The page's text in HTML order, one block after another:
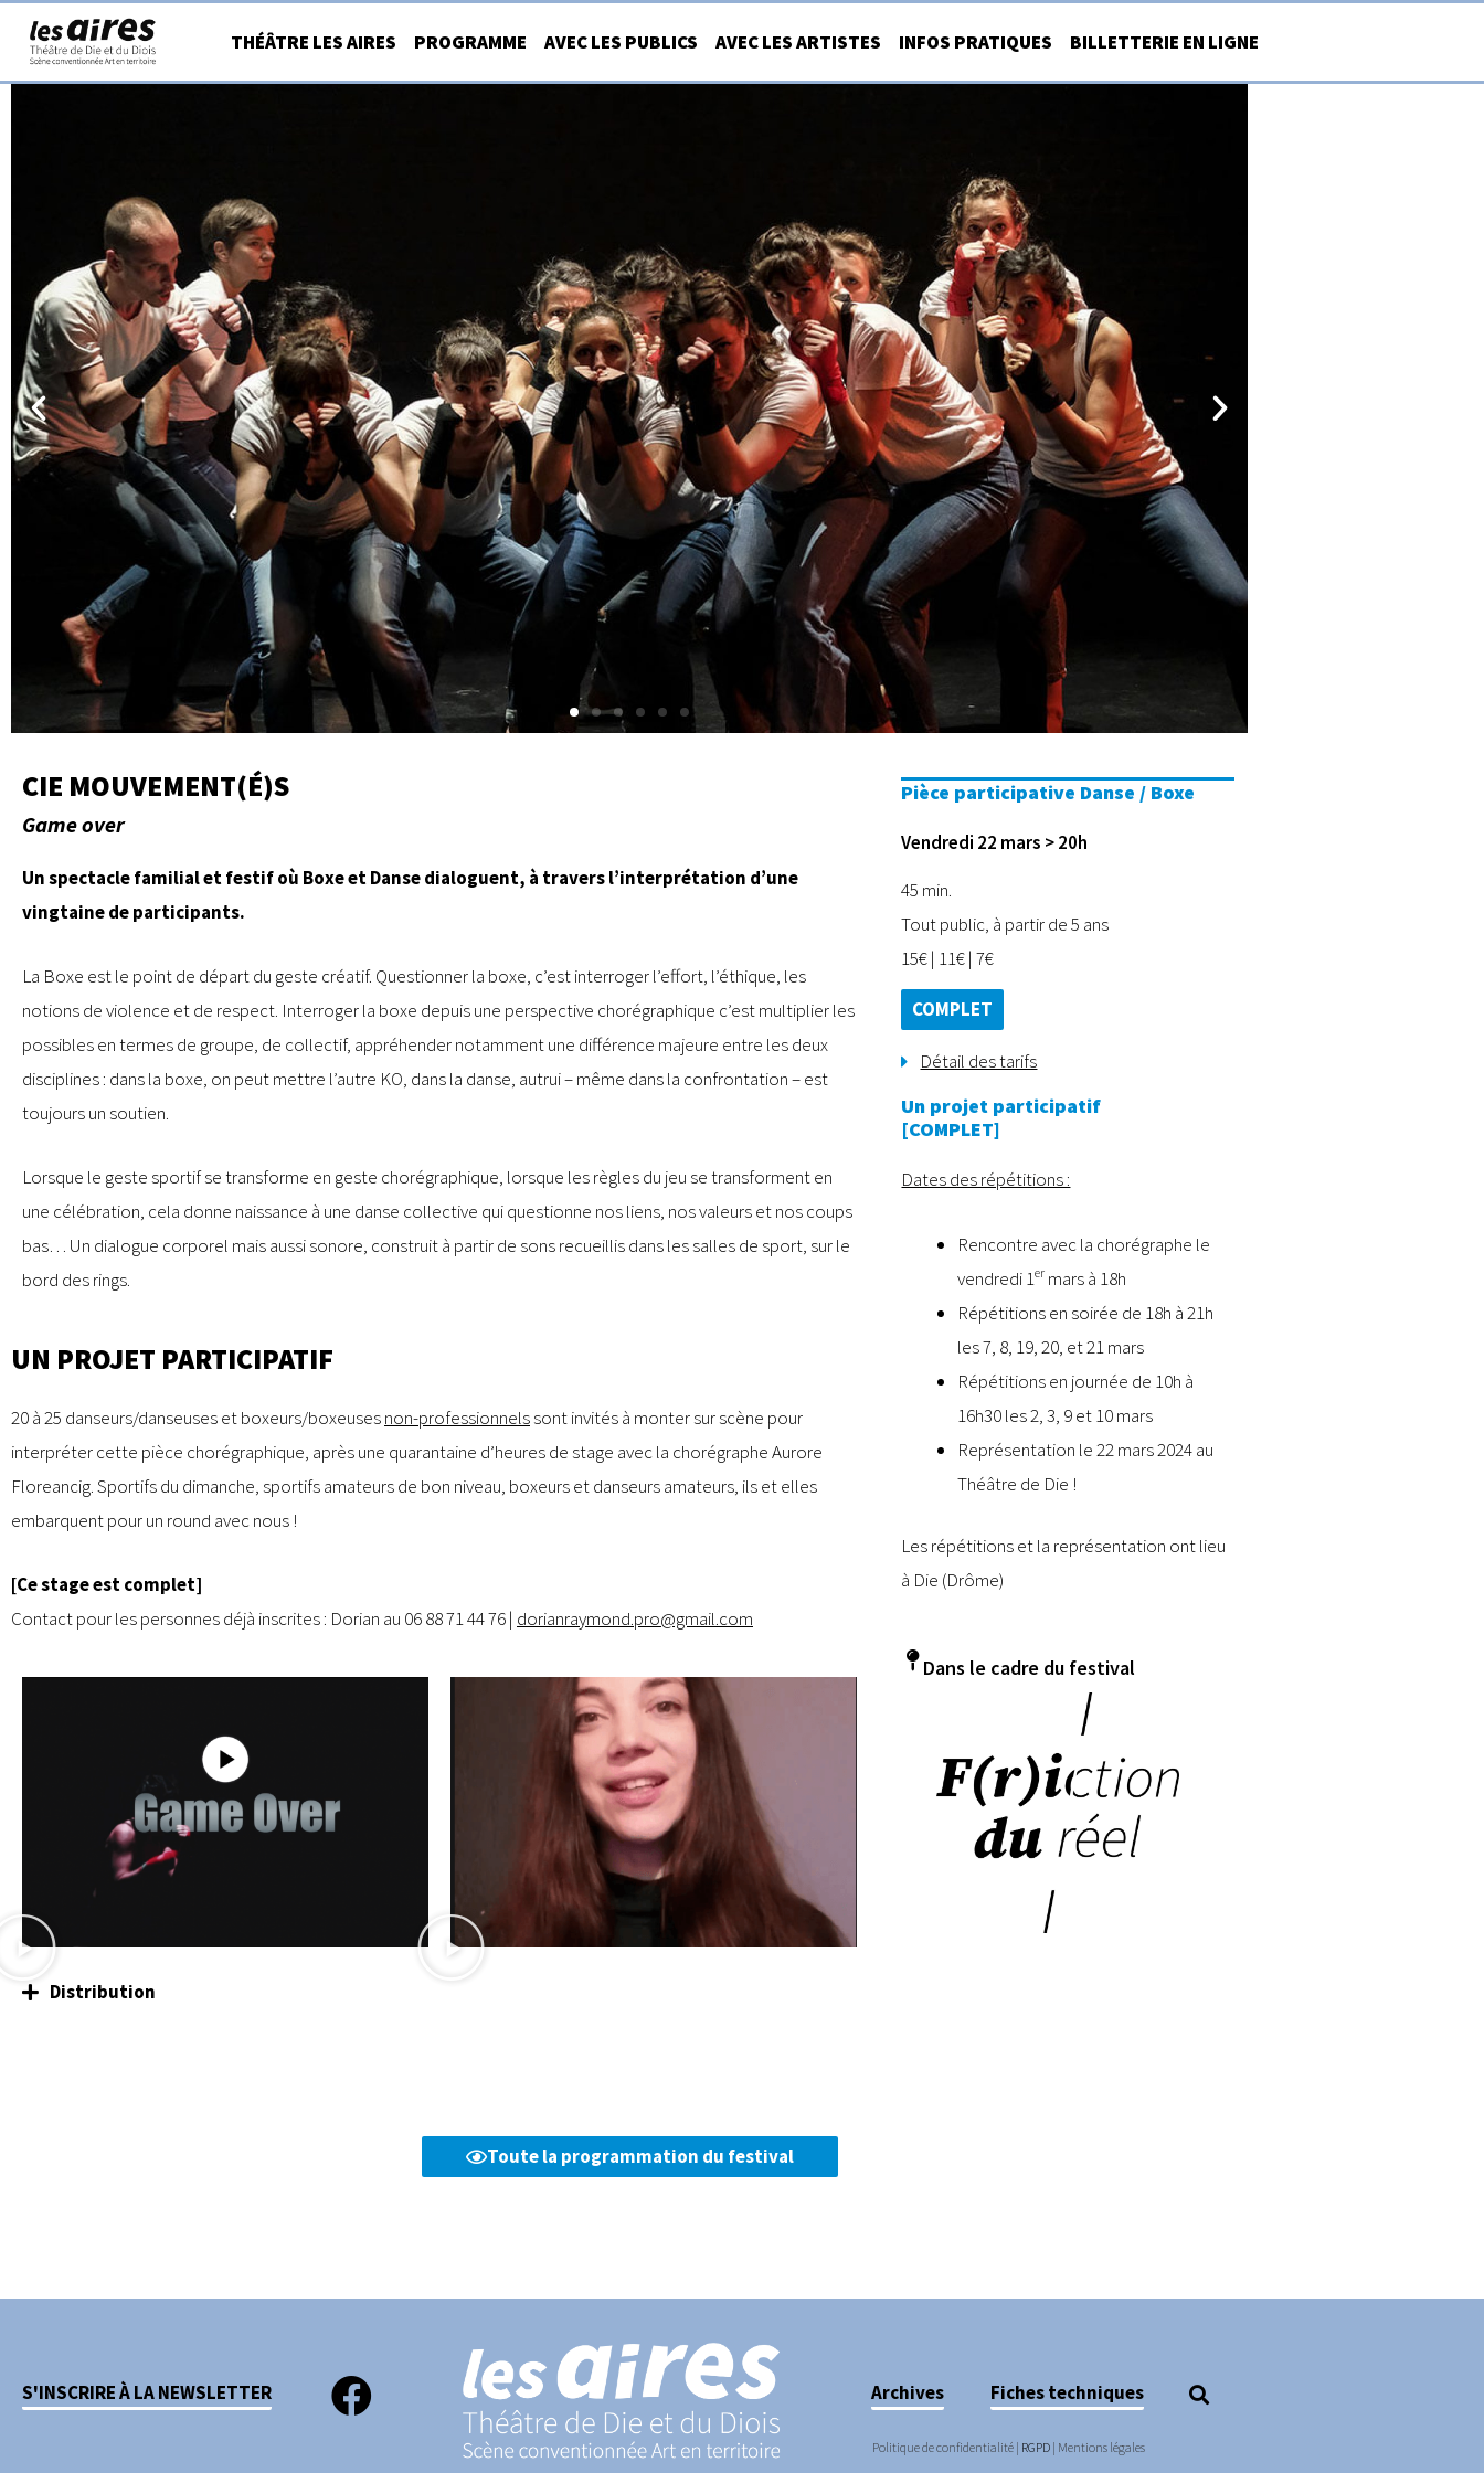
contenu
THÉÂTRE LES AIRES PROGRAMME AVEC LES PUBLICS AVEC LES ARTISTES INFOS PRATIQUES BILLETTERIE EN LIGNE
CIE MOUVEMENT(É)S
Game over
Un spectacle familial et festif où Boxe et Danse dialoguent, à travers l’interprétation d’une
vingtaine de participants.
La Boxe est le point de départ du geste créatif. Questionner la boxe, c’est interroger l’effort, l’éthique, les
notions de violence et de respect. Interroger la boxe depuis une perspective chorégraphique c’est multiplier les
possibles en termes de groupe, de collectif, appréhender notamment une différence majeure entre les deux
disciplines : dans la boxe, on peut mettre l’autre KO, dans la danse, autrui – même dans la confrontation – est
toujours un soutien.
Lorsque le geste sportif se transforme en geste chorégraphique, lorsque les règles du jeu se transforment en
une célébration, cela donne naissance à une danse collective qui questionne nos liens, nos valeurs et nos coups
bas… Un dialogue corporel mais aussi sonore, construit à partir de sons recueillis dans les salles de sport, sur le
bord des rings.
UN PROJET PARTICIPATIF
20 à 25 danseurs/danseuses et boxeurs/boxeusesnon-professionnelssont invités à monter sur scène pour
interpréter cette pièce chorégraphique, après une quarantaine d’heures de stage avec la chorégraphe Aurore
Floreancig. Sportifs du dimanche, sportifs amateurs de bon niveau, boxeurs et danseurs amateurs, ils et elles
embarquent pour un round avec nous !
[Ce stage est complet]
Contact pour les personnes déjà inscrites : Dorian au 06 88 71 44 76 | dorianraymond.pro@gmail.com
Distribution
Pièce participative Danse / Boxe
Vendredi 22 mars > 20h
45 min.
Tout public, à partir de 5 ans
15€ | 11€ | 7€
COMPLET
Détail des tarifs
Un projet participatif
[COMPLET]
Dates des répétitions :
Rencontre avec la chorégraphe le
vendredi 1er mars à 18h
Répétitions en soirée de 18h à 21h
les 7, 8, 19, 20, et 21 mars
Répétitions en journée de 10h à
16h30 les 2, 3, 9 et 10 mars
Représentation le 22 mars 2024 au
Théâtre de Die !
Les répétitions et la représentation ont lieu
à Die (Drôme)
Dans le cadre du festival
Toute la programmation du festival
S'INSCRIRE À LA NEWSLETTER Archives Fiches techniques
Politique de confidentialité | RGPD | Mentions légales